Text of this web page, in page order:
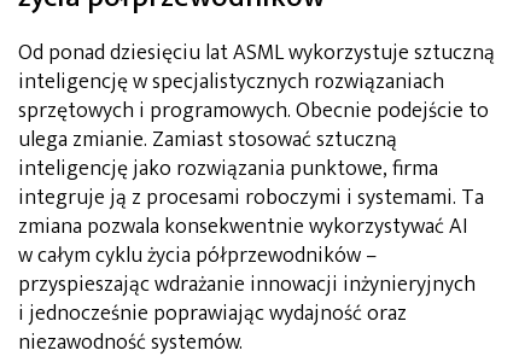
Od ponad dziesięciu lat ASML wykorzystuje sztuczną
inteligencję w specjalistycznych rozwiązaniach
sprzętowych i programowych. Obecnie podejście to
ulega zmianie. Zamiast stosować sztuczną
inteligencję jako rozwiązania punktowe, firma
integruje ją z procesami roboczymi i systemami. Ta
zmiana pozwala konsekwentnie wykorzystywać AI
w całym cyklu życia półprzewodników –
przyspieszając wdrażanie innowacji inżynieryjnych
i jednocześnie poprawiając wydajność oraz
niezawodność systemów.